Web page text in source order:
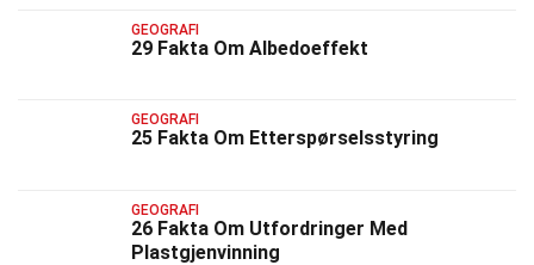
GEOGRAFI
29 Fakta Om Albedoeffekt
GEOGRAFI
25 Fakta Om Etterspørselsstyring
GEOGRAFI
26 Fakta Om Utfordringer Med
Plastgjenvinning